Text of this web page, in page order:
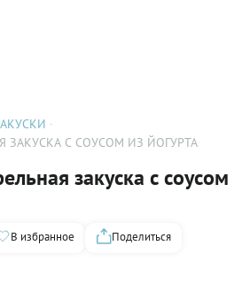
ЗАКУСКА С СОУСОМ ИЗ ЙОГУРТА
закуска с соусом
В избранное
Поделиться